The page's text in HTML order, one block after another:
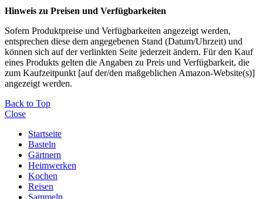
Hinweis zu Preisen und Verfügbarkeiten
Sofern Produktpreise und Verfügbarkeiten angezeigt werden,
entsprechen diese dem angegebenen Stand (Datum/Uhrzeit) und
können sich auf der verlinkten Seite jederzeit ändern. Für den Kauf
eines Produkts gelten die Angaben zu Preis und Verfügbarkeit, die
zum Kaufzeitpunkt [auf der/den maßgeblichen Amazon-Website(s)]
angezeigt werden.
Back to Top
Close
Startseite
Basteln
Gärtnern
Heimwerken
Kochen
Reisen